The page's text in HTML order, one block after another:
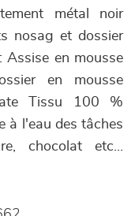
métal noir
nosag et dossier
Assise en mousse
en mousse
Tissu 100 %
à l'eau des tâches
chocolat etc...